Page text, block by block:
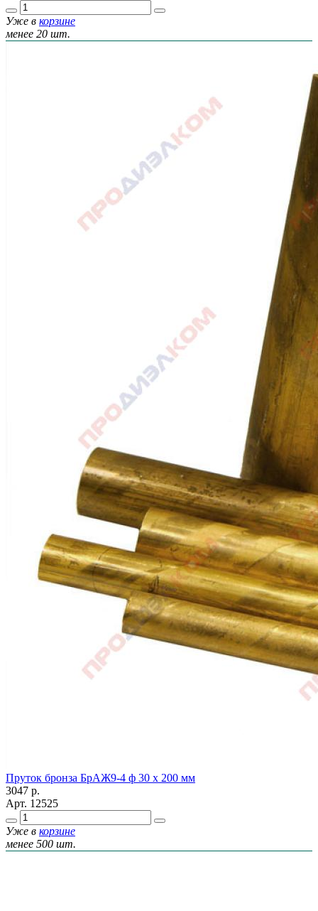
Уже в корзине
менее 20 шт.
Пруток бронза БрАЖ9-4 ф 30 х 200 мм
3047 р.
Арт. 12525
Уже в корзине
менее 500 шт.